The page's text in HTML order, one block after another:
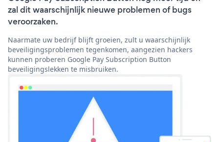
zal dit waarschijnlijk nieuwe problemen of bugs
veroorzaken.
Naarmate uw bedrijf blijft groeien, zult u waarschijnlijk
beveiligingsproblemen tegenkomen, aangezien hackers
kunnen proberen Google Pay Subscription Button
beveiligingslekken te misbruiken.